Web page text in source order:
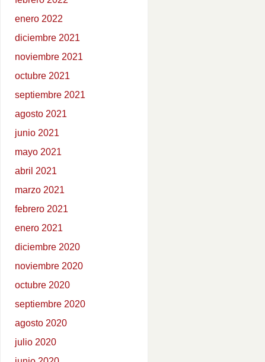
enero 2022
diciembre 2021
noviembre 2021
octubre 2021
septiembre 2021
agosto 2021
junio 2021
mayo 2021
abril 2021
marzo 2021
febrero 2021
enero 2021
diciembre 2020
noviembre 2020
octubre 2020
septiembre 2020
agosto 2020
julio 2020